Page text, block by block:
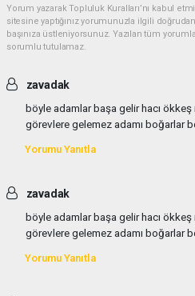
Yorum yazarak Topluluk Kuralları’nı kabul
sitesine yaptığınız yorumunuzla ilgili
başınıza üstleniyorsunuz. Yazılan tüm
sorumlu tutulamaz.
zavadak
böyle adamlar başa gelir hacı
görevlere gelemez adamı boğarlar
Yorumu Yanıtla
zavadak
böyle adamlar başa gelir hacı
görevlere gelemez adamı boğarlar
Yorumu Yanıtla